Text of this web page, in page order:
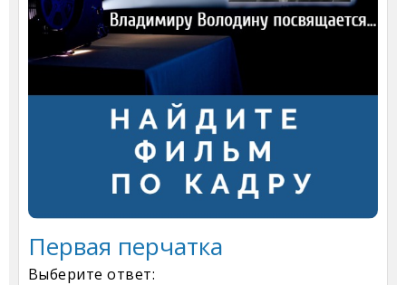
Первая перчатка
Выберите ответ: